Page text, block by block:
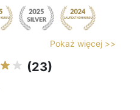
Pokaż więcej >>
(23)